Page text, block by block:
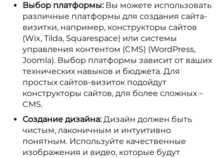
Выбор платформы:Вы можете использовать
различные платформы для создания сайта-
визитки, например, конструкторы сайтов
(Wix, Tilda, Squarespace) или системы
управления контентом (CMS) (WordPress,
Joomla). Выбор платформы зависит от ваших
технических навыков и бюджета. Для
простых сайтов-визиток подойдут
конструкторы сайтов, для более сложных –
CMS.
Создание дизайна:Дизайн должен быть
чистым, лаконичным и интуитивно
понятным. Используйте качественные
изображения и видео, которые будут